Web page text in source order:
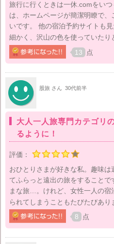
旅行に行くときは一休.comをい
は、ホームページが簡潔明瞭で
いです。 他の宿泊予約サイトも
細かく、沢山の色を使っていたり
13 点
股旅 さん 30代前半
大人一人旅専門カテゴリ
るように！
評価：
おひとりさまが好きな私。趣味
てふらっと遠出の旅をすることで
まな旅…。けれど、女性一人の宿
られてしまうこともたびたびあり
8 点